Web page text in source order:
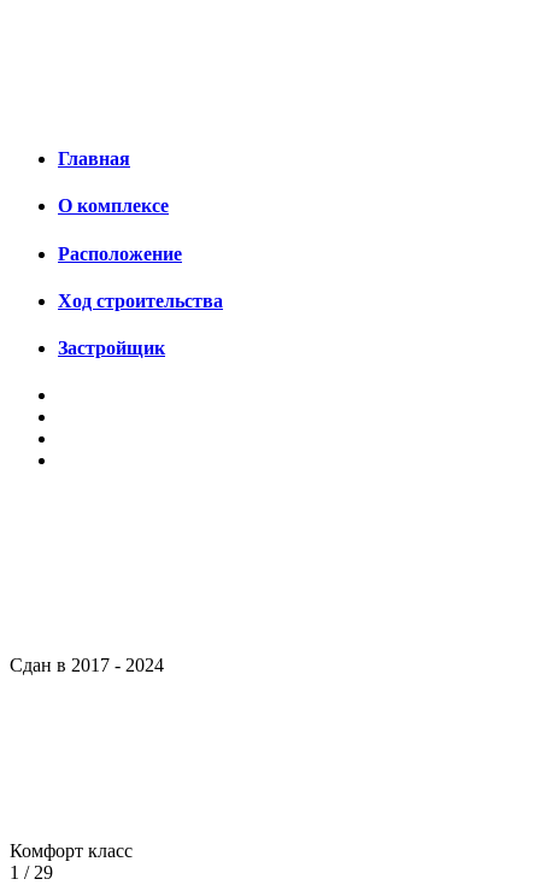
Главная
О комплексе
Расположение
Ход строительства
Застройщик
Сдан в 2017 - 2024
Комфорт класс
1 / 29